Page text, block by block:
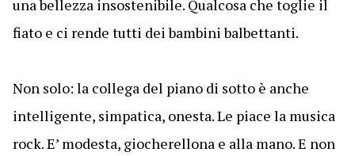
una bellezza insostenibile. Qualcosa che toglie il
fiato e ci rende tutti dei bambini balbettanti.
Non solo: la collega del piano di sotto è anche
intelligente, simpatica, onesta. Le piace la musica
rock. E’ modesta, giocherellona e alla mano. E non